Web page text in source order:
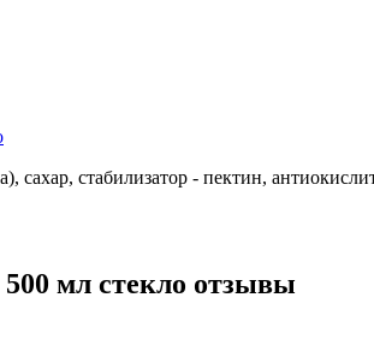
стабилизатор - пектин,
мл стекло отзывы